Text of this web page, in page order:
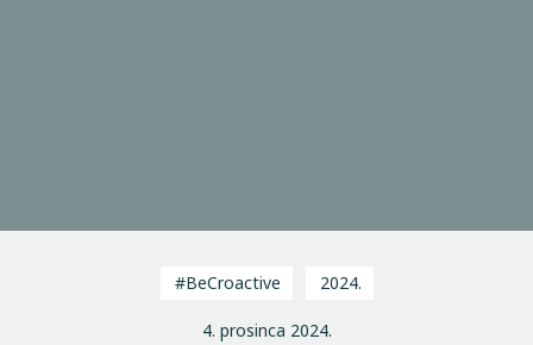
#BeCroactive 2024.
4. prosinca 2024.